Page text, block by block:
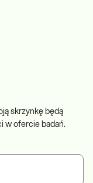
skrzynkę będą
w ofercie badań.